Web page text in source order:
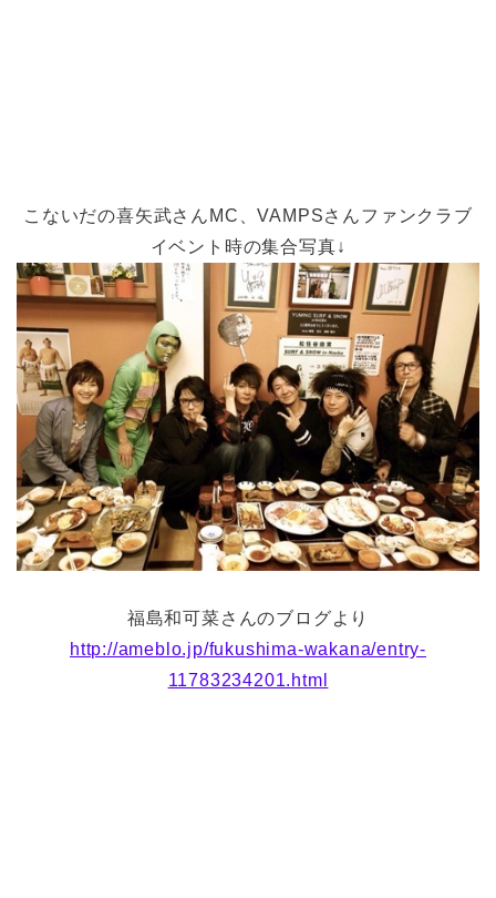
こないだの喜矢武さんMC、VAMPSさんファンクラブ
イベント時の集合写真↓
福島和可菜さんのブログより
http://ameblo.jp/fukushima-wakana/entry-
11783234201.html